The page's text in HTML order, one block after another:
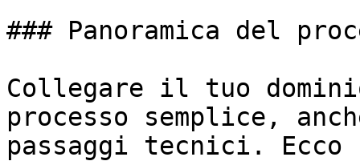
### Panoramica del
Collegare il tuo
processo semplice,
passaggi tecnici. Ecco